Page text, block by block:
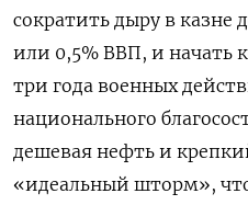
сократить дыру в казне
или 0,5% ВВП, и начать
три года военных
национального
дешевая нефть и
«идеальный шторм»,